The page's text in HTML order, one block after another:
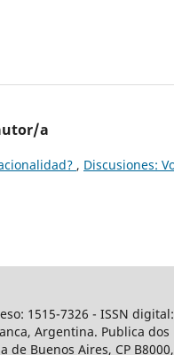
a
, Discusiones:
1515-7326 - ISSN
Argentina. Publica
de Buenos Aires, CP